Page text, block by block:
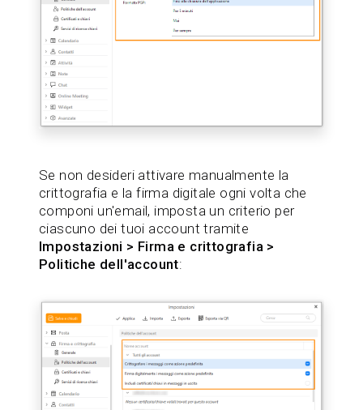
Se non desideri attivare manualmente la
crittografia e la firma digitale ogni volta che
componi un'email, imposta un criterio per
ciascuno dei tuoi account tramite
Impostazioni > Firma e crittografia >
Politiche dell'account: